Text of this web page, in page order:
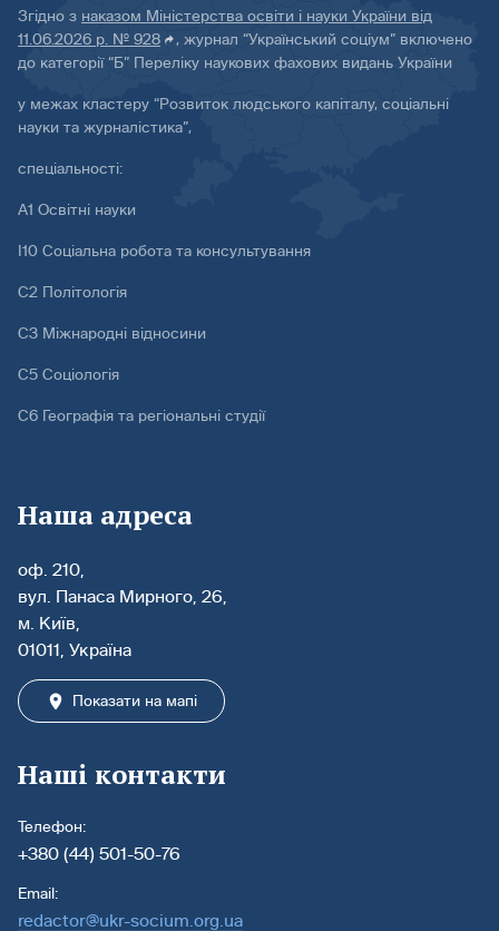
Згідно з наказом Міністерства освіти і науки України від
11.06.2026 р. № 928
, журнал “Український соціум” включено
до категорії “Б” Переліку наукових фахових видань України
у межах кластеру “Розвиток людського капіталу, соціальні
науки та журналістика”,
спеціальності:
А1 Освітні науки
І10 Соціальна робота та консультування
С2 Політологія
С3 Міжнародні відносини
С5 Соціологія
С6 Географія та регіональні студії
Наша адреса
оф. 210,
вул. Панаса Мирного, 26,
м. Київ,
01011, Україна
Показати на мапі
Наші контакти
Телефон:
+380 (44) 501-50-76
Email:
redactor@ukr-socium.org.ua